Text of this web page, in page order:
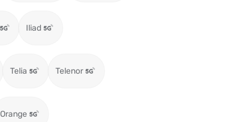
Iliad
Telia Telenor
Orange